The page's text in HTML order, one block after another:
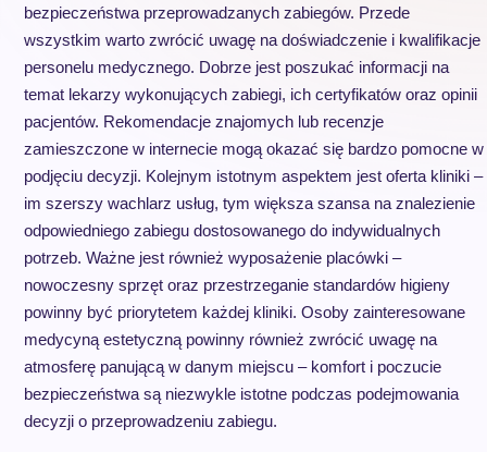
bezpieczeństwa przeprowadzanych zabiegów. Przede
wszystkim warto zwrócić uwagę na doświadczenie i kwalifikacje
personelu medycznego. Dobrze jest poszukać informacji na
temat lekarzy wykonujących zabiegi, ich certyfikatów oraz opinii
pacjentów. Rekomendacje znajomych lub recenzje
zamieszczone w internecie mogą okazać się bardzo pomocne w
podjęciu decyzji. Kolejnym istotnym aspektem jest oferta kliniki –
im szerszy wachlarz usług, tym większa szansa na znalezienie
odpowiedniego zabiegu dostosowanego do indywidualnych
potrzeb. Ważne jest również wyposażenie placówki –
nowoczesny sprzęt oraz przestrzeganie standardów higieny
powinny być priorytetem każdej kliniki. Osoby zainteresowane
medycyną estetyczną powinny również zwrócić uwagę na
atmosferę panującą w danym miejscu – komfort i poczucie
bezpieczeństwa są niezwykle istotne podczas podejmowania
decyzji o przeprowadzeniu zabiegu.